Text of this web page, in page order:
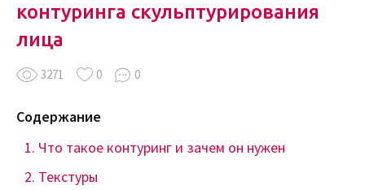
3271 0 0
контуринга скульптурирования
лица
Содержание
Что такое контуринг и зачем он нужен
Текстуры